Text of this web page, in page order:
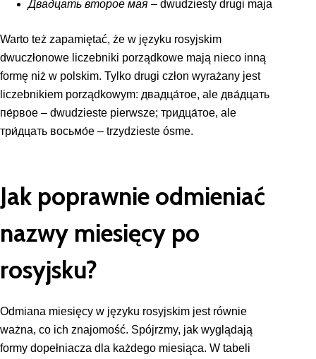
Двадцать второе мая – dwudziesty drugi maja
Warto też zapamiętać, że w języku rosyjskim
dwuczłonowe liczebniki porządkowe mają nieco inną
formę niż w polskim. Tylko drugi człon wyrażany jest
liczebnikiem porządkowym: двадца́тое, ale два́дцать
пе́рвое – dwudzieste pierwsze; тридца́тое, ale
три́дцать восьмо́е – trzydzieste ósme.
Jak poprawnie odmieniać
nazwy miesięcy po
rosyjsku?
Odmiana miesięcy w języku rosyjskim jest równie
ważna, co ich znajomość. Spójrzmy, jak wyglądają
formy dopełniacza dla każdego miesiąca. W tabeli